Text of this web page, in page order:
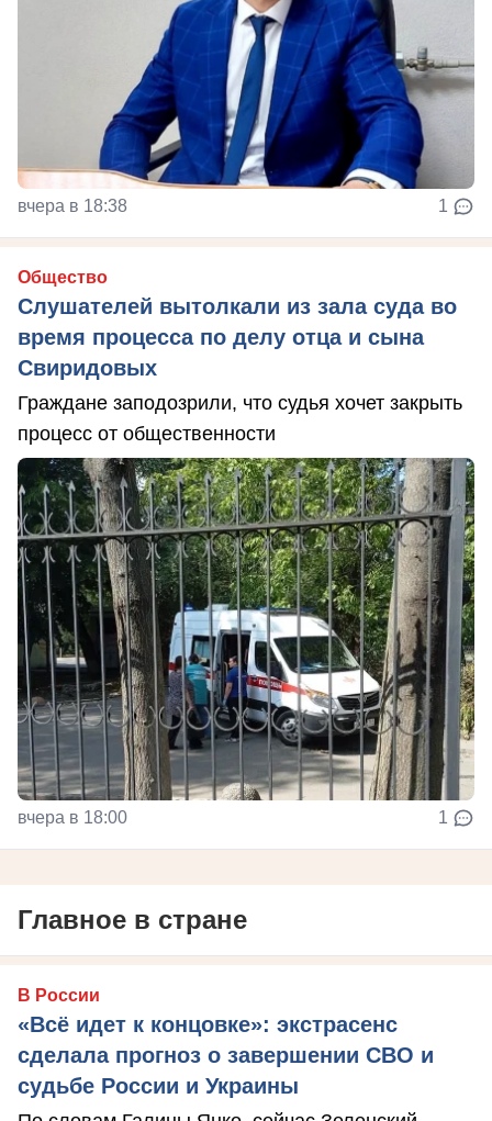
вчера в 18:38 1
Общество
Слушателей вытолкали из зала суда во
время процесса по делу отца и сына
Свиридовых
Граждане заподозрили, что судья хочет закрыть
процесс от общественности
вчера в 18:00 1
Главное в стране
В России
«Всё идет к концовке»: экстрасенс
сделала прогноз о завершении СВО и
судьбе России и Украины